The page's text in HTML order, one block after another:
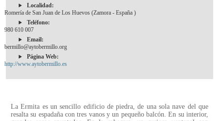
Localidad:
Romería de San Juan de Los Huevos (Zamora - España )
Teléfono:
980 610 007
Email:
bermillo@aytobermillo.org
Página Web:
http://www.aytobermillo.es
La Ermita es un sencillo edificio de piedra, de una sola nave del que
resalta su espadaña con tres vanos y un pequeño balcón. En su interior,